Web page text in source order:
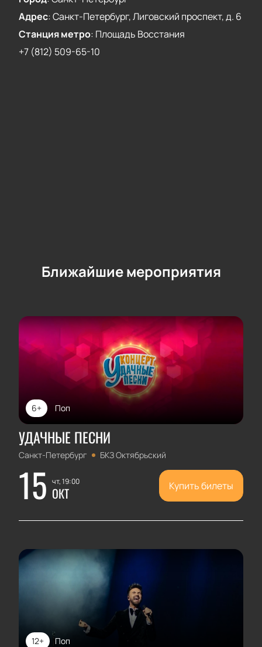
Адрес:Санкт-Петербург, Лиговский проспект, д. 6
Станция метро: Площадь Восстания
+7 (812) 509-65-10
Ближайшие мероприятия
Поп
6+
УДАЧНЫЕ ПЕСНИ
Санкт-Петербург БКЗ Октябрьский
15 чт, 19:00
ОКТ Купить билеты
Поп
12+